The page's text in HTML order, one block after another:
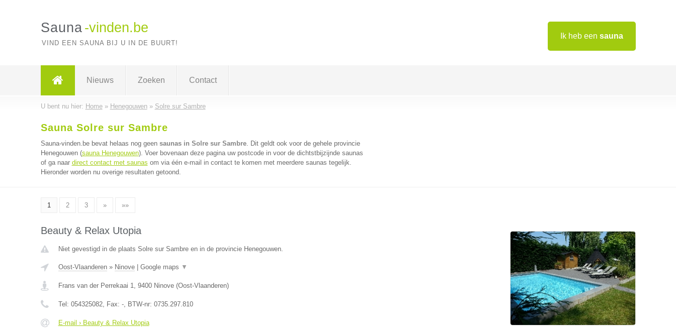
Ik heb een sauna
Sauna -vinden.be
VIND EEN SAUNA BIJ U IN DE BUURT!
Nieuws Zoeken Contact
U bent nu hier: Home» Henegouwen» Solre sur Sambre
Sauna Solre sur Sambre
Sauna-vinden.be bevat helaas nog geen saunas in Solre sur Sambre. Dit geldt ook voor de gehele provincie
Henegouwen (sauna Henegouwen). Voer bovenaan deze pagina uw postcode in voor de dichtstbijzijnde saunas
of ga naar direct contact met saunas om via één e-mail in contact te komen met meerdere saunas tegelijk.
Hieronder worden nu overige resultaten getoond.
1 2 3 » »»
Beauty & Relax Utopia
Niet gevestigd in de plaats Solre sur Sambre en in de provincie Henegouwen.
Oost-Vlaanderen» Ninove| Google maps ▼
Frans van der Perrekaai 1, 9400 Ninove(Oost-Vlaanderen)
Tel: 054325082, Fax: -, BTW-nr: 0735.297.810
E-mail › Beauty & Relax Utopia